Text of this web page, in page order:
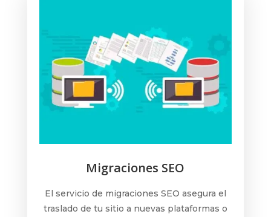
Migraciones SEO
El servicio de migraciones SEO asegura el
traslado de tu sitio a nuevas plataformas o